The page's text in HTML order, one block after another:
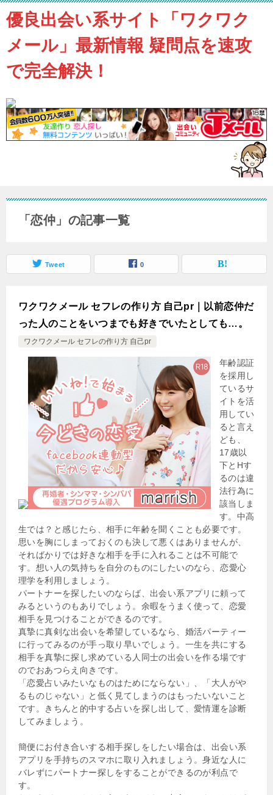
優良出会い系サイト「ワクワク
メール」最新情報 疑問点を速攻
で完全解決！
「恋仲」の記事一覧
Tweet 0
ワクワクメール セフレの作り方 自己pr｜以前恋仲だ
った人のことをいつまでも好きでいたとしても…。
ワクワクメール セフレの作り方 自己pr
年齢認証
を採用し
ているサ
イトを活
用してい
ると言え
ども、
17歳以
下とHす
るのは違
法行為に
該当しま
す。中高
生では？と感じたら、相手に年齢を聞くことも必要です。
思いを胸にしまっておくのも決して悪くはありませんが、
そればかりでは好きな相手を手に入れることは不可能で
す。想い人の気持ちを自分のものにしたいのなら、恋愛心
理学を利用しましょう。
パートナーを探したいのならば、出会い系アプリに頼って
みるというのもありでしょう。余暇をうまく使って、恋愛
相手を見つけることができるのです。
真摯に真剣な出会いを希望しているなら、婚活パーティー
に行ってみるのが手っ取り早いでしょう。一生を共にする
相手を真摯に探し求めている人同士の出会いを作る場です
のでおあつらえ向きです。
「恋愛占いみたいなものはためにならない」、「大人がや
るものじゃない」と低く見てしまうのはもったいないこと
です。きちんと的中する占いを探し出して、愛情運を診断
してみましょう。
簡便にお付き合いする相手探しをしたい場合は、出会い系
アプリを手持ちのスマホに取り入れましょう。身近な人に
バレずにパートナー探しをすることができるのが利点で
す。